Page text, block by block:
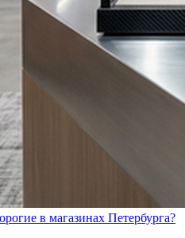
в магазинах Петербурга?